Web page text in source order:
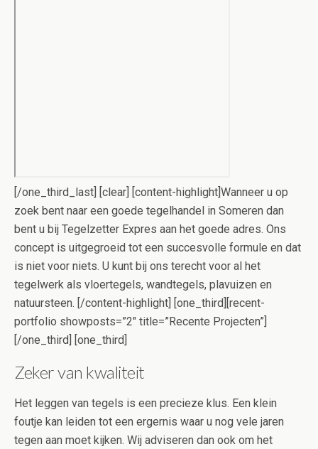
[/one_third_last] [clear] [content-highlight]Wanneer u op
zoek bent naar een goede tegelhandel in Someren dan
bent u bij Tegelzetter Expres aan het goede adres. Ons
concept is uitgegroeid tot een succesvolle formule en dat
is niet voor niets. U kunt bij ons terecht voor al het
tegelwerk als vloertegels, wandtegels, plavuizen en
natuursteen. [/content-highlight] [one_third][recent-
portfolio showposts=”2″ title=”Recente Projecten”]
[/one_third] [one_third]
Zeker van kwaliteit
Het leggen van tegels is een precieze klus. Een klein
foutje kan leiden tot een ergernis waar u nog vele jaren
tegen aan moet kijken. Wij adviseren dan ook om het